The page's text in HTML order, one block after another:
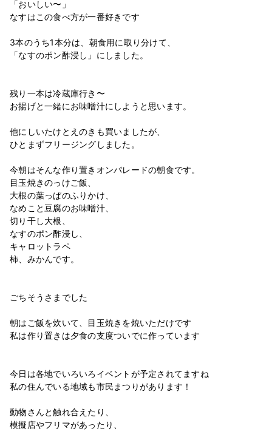
「おいしい〜」
なすはこの食べ方が一番好きです
3本のうち1本分は、朝食用に取り分けて、
「なすのポン酢浸し」にしました。
残り一本は冷蔵庫行き〜
お揚げと一緒にお味噌汁にしようと思います。
他にしいたけとえのきも買いましたが、
ひとまずフリージングしました。
今朝はそんな作り置きオンパレードの朝食です。
目玉焼きのっけご飯、
大根の葉っぱのふりかけ、
なめこと豆腐のお味噌汁、
切り干し大根、
なすのポン酢浸し、
キャロットラペ
柿、みかんです。
ごちそうさまでした
朝はご飯を炊いて、目玉焼きを焼いただけです
私は作り置きは夕食の支度ついでに作っています
今日は各地でいろいろイベントが予定されてますね
私の住んでいる地域も市民まつりがあります！
動物さんと触れ合えたり、
模擬店やフリマがあったり、